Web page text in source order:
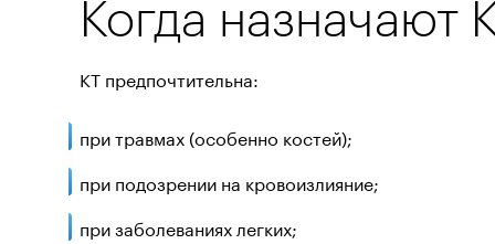
Когда назначают
КТ предпочтительна:
при травмах (особенно костей);
при подозрении на кровоизлияние;
при заболеваниях легких;